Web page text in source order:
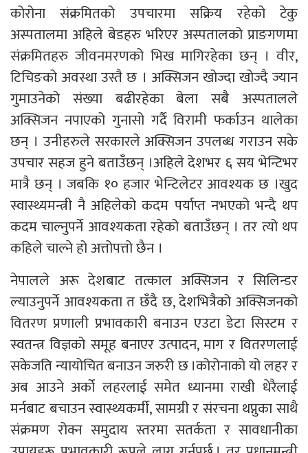
कोरोना संक्रमितको उपचारमा सक्रिय रहेको टेकु
अस्पतालमा अहिले बेडहरु भरिएर अस्पतालको प्राङगणमा
संक्रमितहरु जीवनमरणको भिख मागिरहेका छन् । वीर,
टिचिङको अवस्था उस्तै छ । अक्सिजन खोज्दा खोज्दै ज्यान
गुमाउनेको संख्या बढीरहेका बेला सबै अस्पतालले
अक्सिजन नपाएको गुनासो गर्दै विरामी फर्काउन थालेका
छन् । उनीहरुले सरकारले अक्सिजन उपलब्ध गराउन सके
उपचार सहज हुने बताउँछन् ।अहिले देशभर ६ सय भेन्टिभर
मात्रै छन् । जबकि १० हजार भेन्टिलेटर आवश्यक छ ।खुद
स्वास्थ्यमन्त्री नै अहिलेको कदम पर्याप्त नभएको भन्दै थप
कदम चाल्नुपर्ने आवश्यकता रहेको बताउँछन् । तर त्यो थप
कहिले चाल्ने हो अत्तोपत्तो छैन ।
नेपालले अरू देशबाट तत्काल अक्सिजन र सिलिन्डर
ल्याउनुपर्ने आवश्यकता त छँदै छ, देशभित्रैको अक्सिजनको
वितरण प्रणाली प्रभावकारी बनाउन एउटा डेटा सिस्टम र
स्वतन्त्र विज्ञको समूह बनाएर उत्पादन, माग र वितरणलाई
सकेजति न्यायोचित बनाउन जरुरी छ ।कोरोनाको यो लहर र
अब आउने अर्को लहरलाई समेत ध्यानमा राखी धेरैलाई
मर्नबाट बचाउन स्वास्थ्यकर्मी, सामग्री र संरचना थप्नुका साथै
संक्रमण रोक्न समुदाय स्तरमा सतर्कता र सावधानीका